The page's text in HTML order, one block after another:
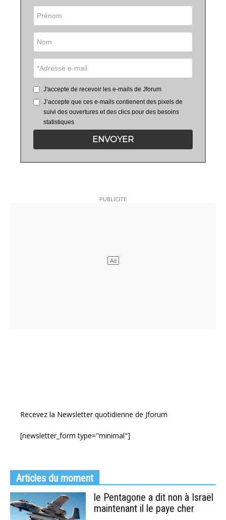
J'accepte de recevoir les e-mails de Jforum
J’accepte que ces e-mails contienent des pixels de
suivi des ouvertures et des clics pour des besoins
statistiques
ENVOYER
Recevez la Newsletter quotidienne de Jforum
[newsletter_form type="minimal"]
Articles du moment
le Pentagone a dit non à Israël
maintenant il le paye cher